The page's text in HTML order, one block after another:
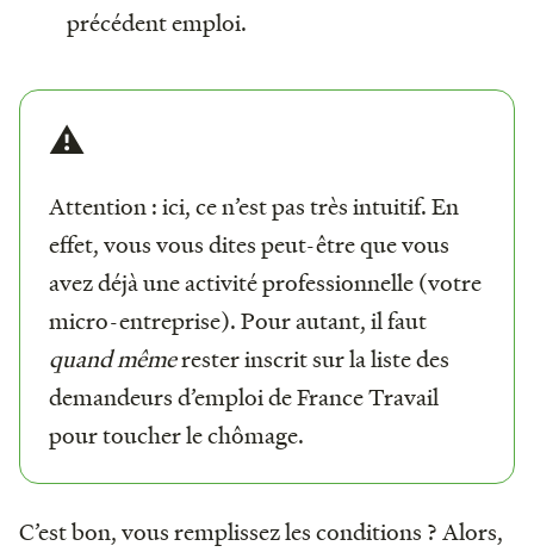
précédent emploi.
⚠️
Attention : ici, ce n’est pas très intuitif. En
effet, vous vous dites peut-être que vous
avez déjà une activité professionnelle (votre
micro-entreprise). Pour autant, il faut
quand mêmerester inscrit sur la liste des
demandeurs d’emploi de France Travail
pour toucher le chômage.
C’est bon, vous remplissez les conditions ? Alors,